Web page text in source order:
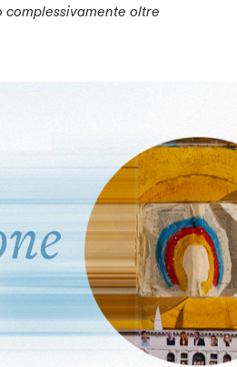
complessivamente oltre